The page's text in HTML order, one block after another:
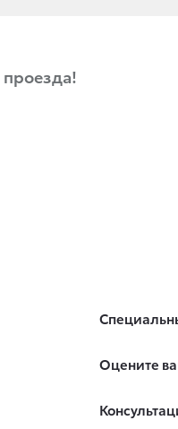
Оцените